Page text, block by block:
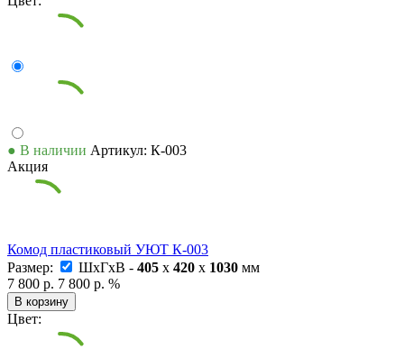
● В наличии Артикул: К-003
Акция
Комод пластиковый УЮТ К-003
Размер:
ШxГxВ - 405 x 420 x 1030 мм
7 800 р. 7 800 р. %
В корзину
Цвет: